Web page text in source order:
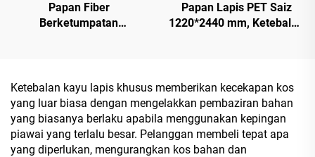
Papan Fiber
Berketumpatan
diperbuat daripada serat
kayu atau serat tumbuhan
lain untuk papan dapur,
papan perabot dan juga
papan pembungkusan
Papan Lapis PET Saiz
1220*2440 mm, Ketebalan
Tinggi dan Matte untuk
Kabinet dan Dapur
Ketebalan kayu lapis khusus memberikan kecekapan kos
yang luar biasa dengan mengelakkan pembaziran bahan
yang biasanya berlaku apabila menggunakan kepingan
piawai yang terlalu besar. Pelanggan membeli tepat apa
yang diperlukan, mengurangkan kos bahan dan